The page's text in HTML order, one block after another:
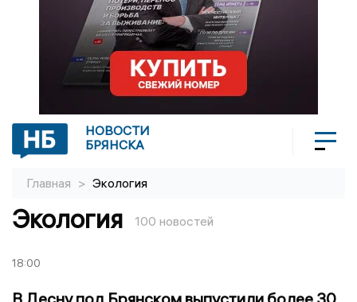
НОВОСТИ
БРЯНСКА
Главная > Экология
Экология 100 новостей
18:00